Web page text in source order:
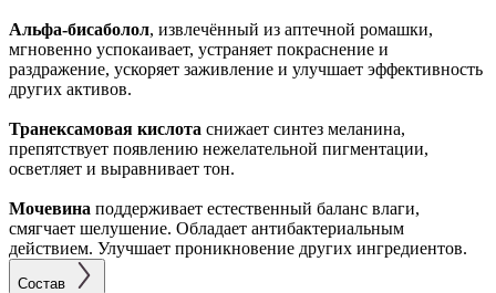
Альфа-бисаболол, извлечённый из аптечной ромашки,
мгновенно успокаивает, устраняет покраснение и
раздражение, ускоряет заживление и улучшает эффективность
других активов.
Транексамовая кислота снижает синтез меланина,
препятствует появлению нежелательной пигментации,
осветляет и выравнивает тон.
Мочевина поддерживает естественный баланс влаги,
смягчает шелушение. Обладает антибактериальным
действием. Улучшает проникновение других ингредиентов.
Состав